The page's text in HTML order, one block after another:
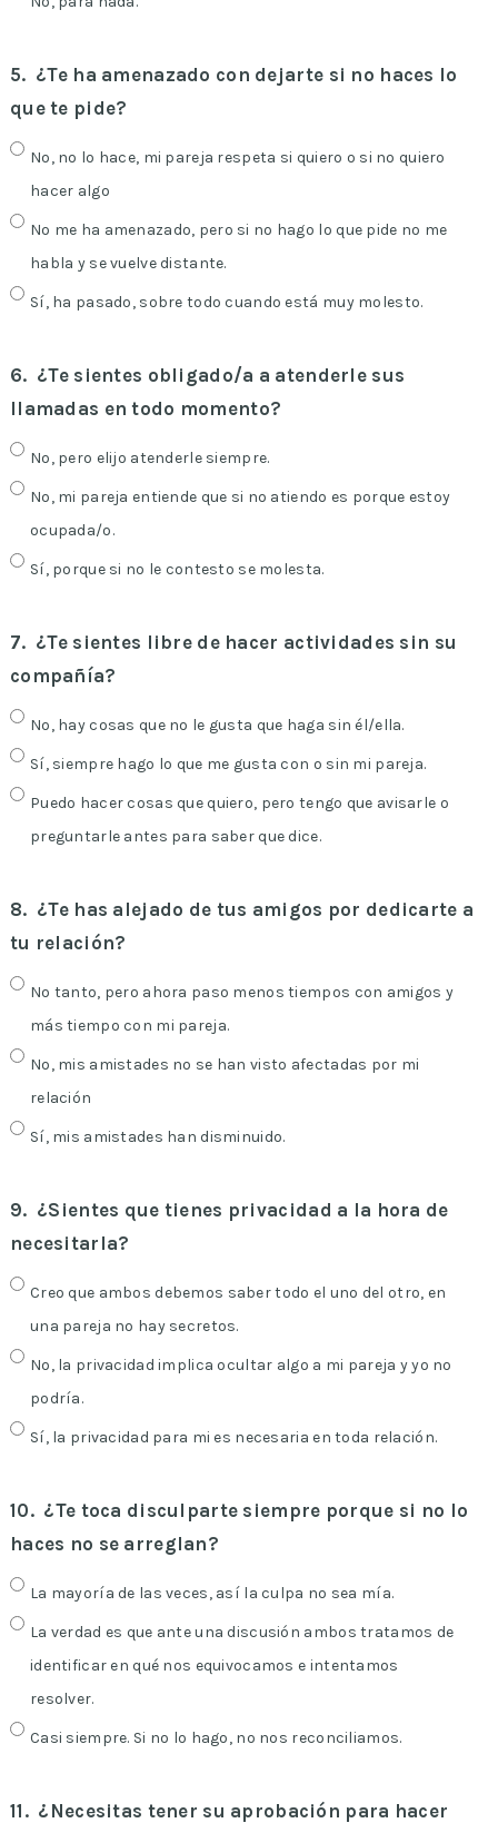
5. ¿Te ha amenazado con dejarte si no haces lo
que te pide?
No, no lo hace, mi pareja respeta si quiero o si no quiero
hacer algo
No me ha amenazado, pero si no hago lo que pide no me
habla y se vuelve distante.
Sí, ha pasado, sobre todo cuando está muy molesto.
6. ¿Te sientes obligado/a a atenderle sus
llamadas en todo momento?
No, pero elijo atenderle siempre.
No, mi pareja entiende que si no atiendo es porque estoy
ocupada/o.
Sí, porque si no le contesto se molesta.
7. ¿Te sientes libre de hacer actividades sin su
compañía?
No, hay cosas que no le gusta que haga sin él/ella.
Sí, siempre hago lo que me gusta con o sin mi pareja.
Puedo hacer cosas que quiero, pero tengo que avisarle o
preguntarle antes para saber que dice.
8. ¿Te has alejado de tus amigos por dedicarte a
tu relación?
No tanto, pero ahora paso menos tiempos con amigos y
más tiempo con mi pareja.
No, mis amistades no se han visto afectadas por mi
relación
Sí, mis amistades han disminuido.
9. ¿Sientes que tienes privacidad a la hora de
necesitarla?
Creo que ambos debemos saber todo el uno del otro, en
una pareja no hay secretos.
No, la privacidad implica ocultar algo a mi pareja y yo no
podría.
Sí, la privacidad para mi es necesaria en toda relación.
10. ¿Te toca disculparte siempre porque si no lo
haces no se arreglan?
La mayoría de las veces, así la culpa no sea mía.
La verdad es que ante una discusión ambos tratamos de
identificar en qué nos equivocamos e intentamos
resolver.
Casi siempre. Si no lo hago, no nos reconciliamos.
11. ¿Necesitas tener su aprobación para hacer